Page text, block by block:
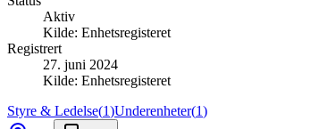
Aktiv
Kilde: Enhetsregisteret
Registrert
27. juni 2024
Kilde: Enhetsregisteret
Styre & Ledelse(1)Underenheter(1)